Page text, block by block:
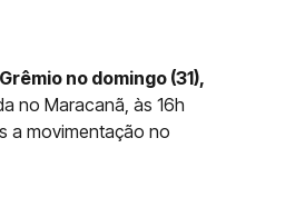
no domingo (31),
no Maracanã, às 16h
a movimentação no